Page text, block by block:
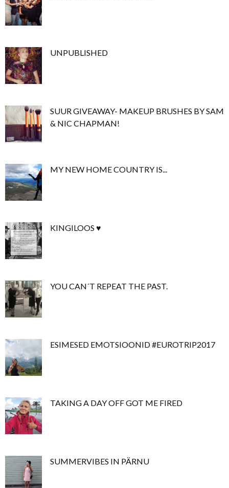
UNPUBLISHED
SUUR GIVEAWAY- MAKEUP BRUSHES BY SAM
& NIC CHAPMAN!
MY NEW HOME COUNTRY IS...
KINGILOOS ♥
YOU CAN´T REPEAT THE PAST.
ESIMESED EMOTSIOONID #EUROTRIP2017
TAKING A DAY OFF GOT ME FIRED
SUMMERVIBES IN PÄRNU